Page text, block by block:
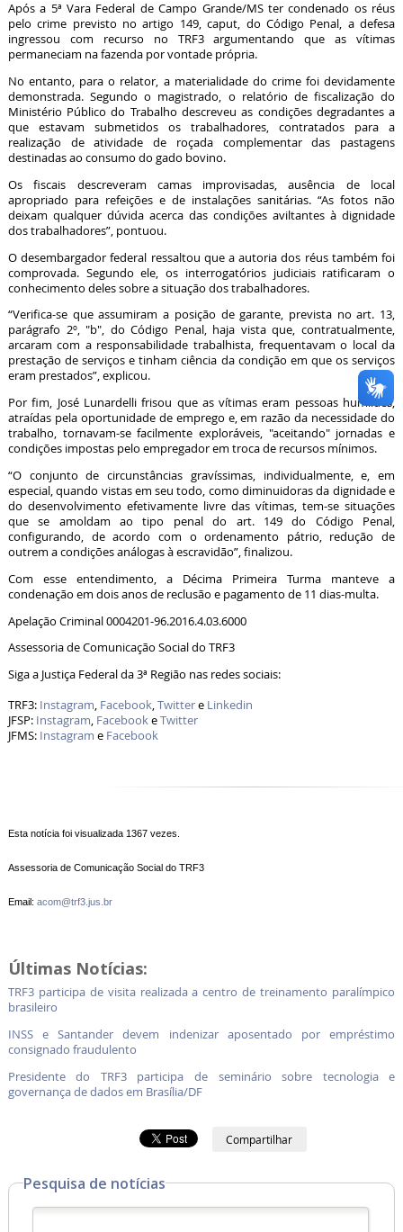
Após a 5ª Vara Federal de Campo Grande/MS ter condenado os réus
pelo crime previsto no artigo 149, caput, do Código Penal, a defesa
ingressou com recurso no TRF3 argumentando que as vítimas
permaneciam na fazenda por vontade própria.
No entanto, para o relator, a materialidade do crime foi devidamente
demonstrada. Segundo o magistrado, o relatório de fiscalização do
Ministério Público do Trabalho descreveu as condições degradantes a
que estavam submetidos os trabalhadores, contratados para a
realização de atividade de roçada complementar das pastagens
destinadas ao consumo do gado bovino.
Os fiscais descreveram camas improvisadas, ausência de local
apropriado para refeições e de instalações sanitárias. “As fotos não
deixam qualquer dúvida acerca das condições aviltantes à dignidade
dos trabalhadores”, pontuou.
O desembargador federal ressaltou que a autoria dos réus também foi
comprovada. Segundo ele, os interrogatórios judiciais ratificaram o
conhecimento deles sobre a situação dos trabalhadores.
“Verifica-se que assumiram a posição de garante, prevista no art. 13,
parágrafo 2º, "b", do Código Penal, haja vista que, contratualmente,
arcaram com a responsabilidade trabalhista, frequentavam o local da
prestação de serviços e tinham ciência da condição em que os serviços
eram prestados”, explicou.
Por fim, José Lunardelli frisou que as vítimas eram pessoas humildes,
atraídas pela oportunidade de emprego e, em razão da necessidade do
trabalho, tornavam-se facilmente exploráveis, "aceitando" jornadas e
condições impostas pelo empregador em troca de recursos mínimos.
“O conjunto de circunstâncias gravíssimas, individualmente, e, em
especial, quando vistas em seu todo, como diminuidoras da dignidade e
do desenvolvimento efetivamente livre das vítimas, tem-se situações
que se amoldam ao tipo penal do art. 149 do Código Penal,
configurando, de acordo com o ordenamento pátrio, redução de
outrem a condições análogas à escravidão”, finalizou.
Com esse entendimento, a Décima Primeira Turma manteve a
condenação em dois anos de reclusão e pagamento de 11 dias-multa.
Apelação Criminal 0004201-96.2016.4.03.6000
Assessoria de Comunicação Social do TRF3
Siga a Justiça Federal da 3ª Região nas redes sociais:
TRF3: Instagram, Facebook,Twittere Linkedin
JFSP: Instagram, FacebookeTwitter
JFMS: Instagram e Facebook
Esta notícia foi visualizada 1367 vezes.
Assessoria de Comunicação Social do TRF3
Email: acom@trf3.jus.br
Últimas Notícias:
TRF3 participa de visita realizada a centro de treinamento paralímpico
brasileiro
INSS e Santander devem indenizar aposentado por empréstimo
consignado fraudulento
Presidente do TRF3 participa de seminário sobre tecnologia e
governança de dados em Brasília/DF
Compartilhar
Pesquisa de notícias